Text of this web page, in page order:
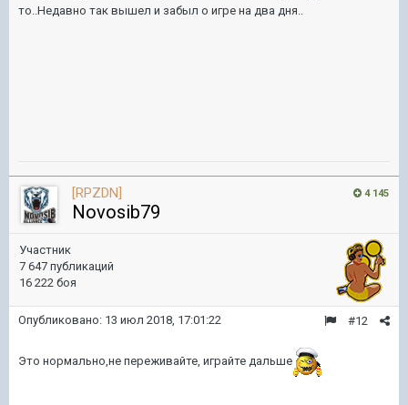
то..Недавно так вышел и забыл о игре на два дня..
4 145
[RPZDN]
Novosib79
Участник
7 647 публикаций
16 222 боя
#12
Опубликовано: 13 июл 2018, 17:01:22
Это нормально,не переживайте, играйте дальше